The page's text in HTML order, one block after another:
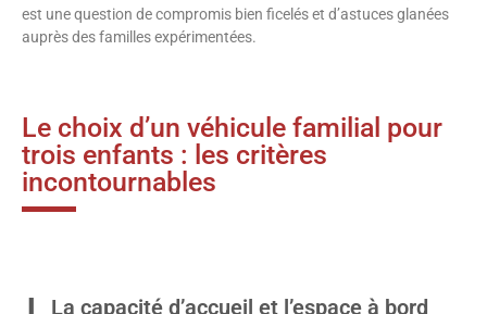
est une question de compromis bien ficelés et d’astuces glanées
auprès des familles expérimentées.
Le choix d’un véhicule familial pour
trois enfants : les critères
incontournables
La capacité d’accueil et l’espace à bord